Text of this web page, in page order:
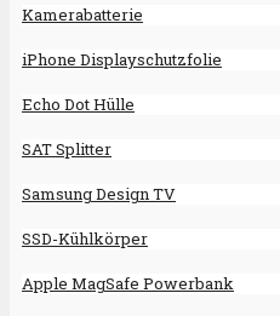
Kamerabatterie
iPhone Displayschutzfolie
Echo Dot Hülle
SAT Splitter
Samsung Design TV
SSD-Kühlkörper
Apple MagSafe Powerbank